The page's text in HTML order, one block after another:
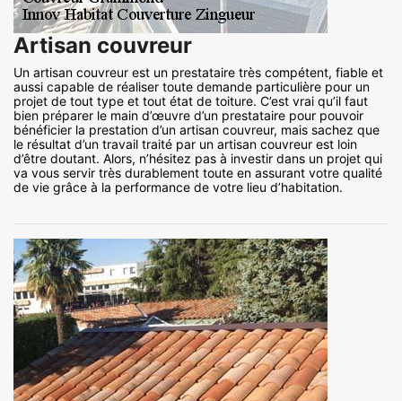
Artisan couvreur
Un artisan couvreur est un prestataire très compétent, fiable et
aussi capable de réaliser toute demande particulière pour un
projet de tout type et tout état de toiture. C’est vrai qu’il faut
bien préparer le main d’œuvre d’un prestataire pour pouvoir
bénéficier la prestation d’un artisan couvreur, mais sachez que
le résultat d’un travail traité par un artisan couvreur est loin
d’être doutant. Alors, n’hésitez pas à investir dans un projet qui
va vous servir très durablement toute en assurant votre qualité
de vie grâce à la performance de votre lieu d’habitation.